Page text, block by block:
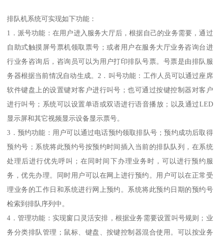
排队机系统可实现如下功能：
1．派号功能：在用户进入服务大厅后，根据自己的业务需要，通过
自助式触摸屏号票机领取票号；或者用户在服务大厅业务咨询台进
行业务咨询后，咨询员可以为用户打印排队号票。号票是由排队服
务器根据当前情况自动生成。2．叫号功能：工作人员可以通过座席
软件键盘上的设置键对客户进行叫号；也可通过按键控制器对客户
进行叫号；系统可以设置单语或双语进行语音播放；以及通过LED
显示屏和其它视频显示设备显示票号。
3．预约功能：用户可以通过电话预约领取排队号；预约成功后取得
预约号；系统将此预约号按预约时间插入当前的排队队列，在系统
处理后进行优先呼叫；在同时间下办理业务时，可以进行预约服
务，优先办理。同时用户可以在网上进行预约。用户可以在正常受
理业务的工作日和系统进行网上预约。系统将此预约日期的预约号
检索到排队序列中。
4．管理功能：实现窗口灵活安排，根据业务需要设置叫号规则；业
务分类排队管理；鼠标、键盘、按键控制器混合使用。可以按业务